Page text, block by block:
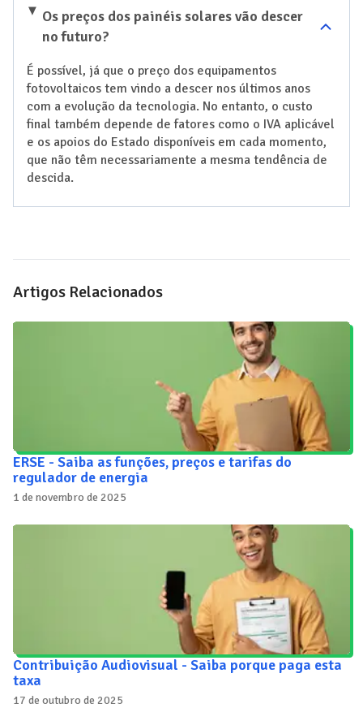
Os preços dos painéis solares vão descer
no futuro?
É possível, já que o preço dos equipamentos
fotovoltaicos tem vindo a descer nos últimos anos
com a evolução da tecnologia. No entanto, o custo
final também depende de fatores como o IVA aplicável
e os apoios do Estado disponíveis em cada momento,
que não têm necessariamente a mesma tendência de
descida.
Artigos Relacionados
ERSE - Saiba as funções, preços e tarifas do
regulador de energia
1 de novembro de 2025
Contribuição Audiovisual - Saiba porque paga esta
taxa
17 de outubro de 2025